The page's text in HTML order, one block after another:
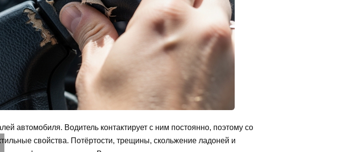
автомобиля. Водитель контактирует с ним постоянно, поэтому со
свойства. Потёртости, трещины, скольжение ладоней и